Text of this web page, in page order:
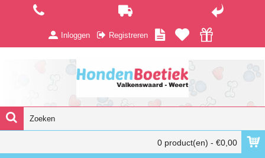
Inloggen Registreren
0 product(en) - €0,00